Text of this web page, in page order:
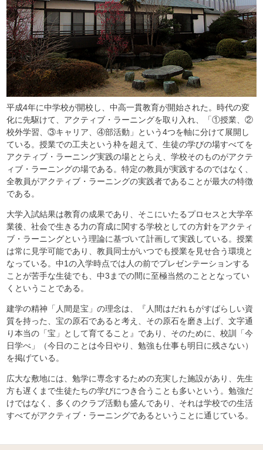
平成4年に中学校が開校し、中高一貫教育が開始された。時代の変
化に先駆けて、アクティブ・ラーニングを取り入れ、「①授業、②
校外学習、③キャリア、④部活動」という4つを軸に分けて展開し
ている。授業での工夫という枠を超えて、生徒の学びの場すべてを
アクティブ・ラーニング実践の場ととらえ、学校そのものがアクテ
ィブ・ラーニングの場である。特定の教員が実践するのではなく、
全教員がアクティブ・ラーニングの実践者であることが最大の特徴
である。
大学入試結果は教育の成果であり、そこにいたるプロセスと大学卒
業後、社会で生きる力の育成に関する学校としての方針をアクティ
ブ・ラーニングという理論に基づいて計画して実践している。授業
は常に見学可能であり、教員同士がいつでも授業を見せ合う環境と
なっている。中1の入学時点では人の前でプレゼンテーションする
ことが苦手な生徒でも、中3までの間に至極当然のこととなってい
くということである。
建学の精神「人間是宝」の理念は、『人間はだれもがすばらしい資
質を持った、宝の原石であると考え、その原石を磨き上げ、文字通
り本当の「宝」として育てること』であり、そのために、校訓「今
日学べ」（今日のことは今日やり、勉強も仕事も明日に残さない）
を掲げている。
広大な敷地には、勉学に専念するための充実した施設があり、先生
方も遅くまで生徒たちの学びにつき合うことも多いという。勉強だ
けではなく、多くのクラブ活動も盛んであり、それは学校での生活
すべてがアクティブ・ラーニングであるということに通じている。